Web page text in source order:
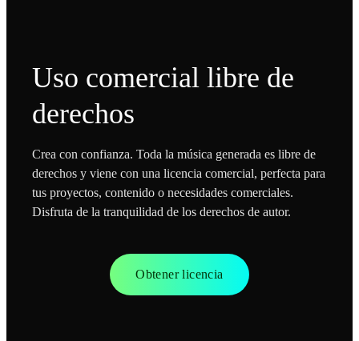
Uso comercial libre de
derechos
Crea con confianza. Toda la música generada es libre de
derechos y viene con una licencia comercial, perfecta para
tus proyectos, contenido o necesidades comerciales.
Disfruta de la tranquilidad de los derechos de autor.
Obtener licencia